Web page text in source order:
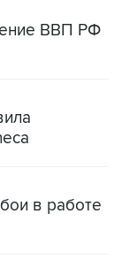
ВВП РФ
в работе